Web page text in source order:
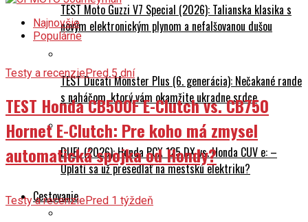
TEST Moto Guzzi V7 Special (2026): Talianska klasika s
novým elektronickým plynom a nefalšovanou dušou
TEST Ducati Monster Plus (6. generácia): Nečakané rande
s naháčom, ktorý vám okamžite ukradne srdce
DUEL (2026): Honda PCX 125 DX vs. Honda CUV e: –
Oplatí sa už presedlať na mestskú elektriku?
Cestovanie
Najnovšie
Populárne
Testy a recenziePred 5 dní
TEST Honda CB500F E-Clutch vs. CB750
Hornet E-Clutch: Pre koho má zmysel
automatická spojka od Hondy?
Testy a recenziePred 1 týždeň